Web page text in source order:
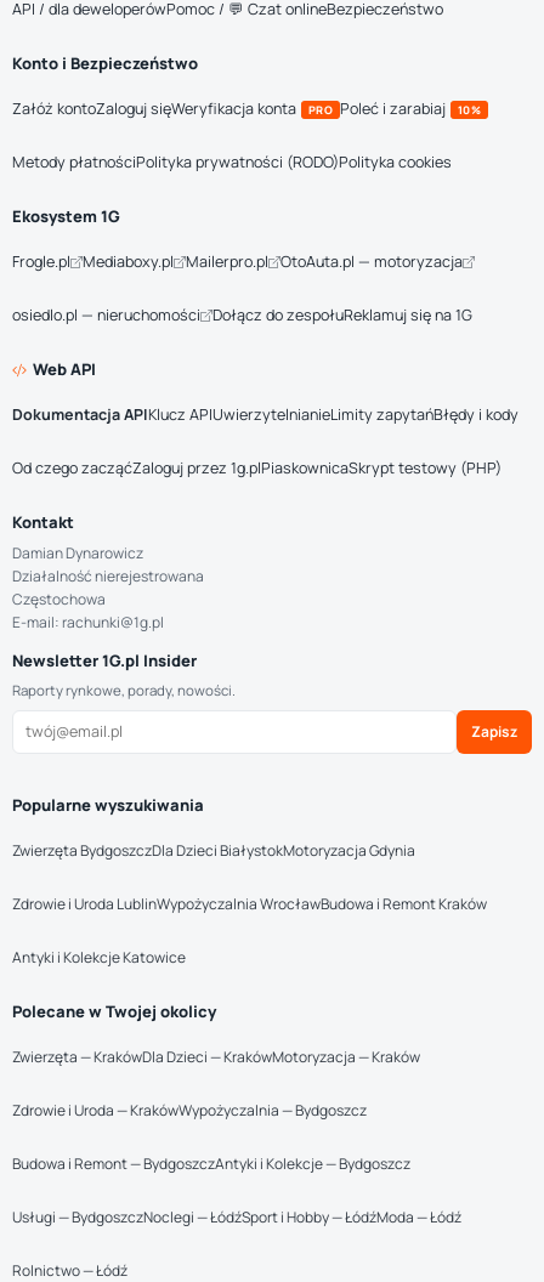
API / dla deweloperówPomoc / 💬 Czat onlineBezpieczeństwo
Konto i Bezpieczeństwo
Załóż kontoZaloguj sięWeryfikacja konta PRO Poleć i zarabiaj 10%
Metody płatnościPolityka prywatności (RODO)Polityka cookies
Ekosystem 1G
Frogle.pl Mediaboxy.pl Mailerpro.pl OtoAuta.pl — motoryzacja
osiedlo.pl — nieruchomości Dołącz do zespołuReklamuj się na 1G
Web API
Dokumentacja APIKlucz APIUwierzytelnianieLimity zapytańBłędy i kody
Od czego zacząćZaloguj przez 1g.plPiaskownicaSkrypt testowy (PHP)
Kontakt
Damian Dynarowicz
Działalność nierejestrowana
Częstochowa
E-mail: rachunki@1g.pl
Newsletter 1G.pl Insider
Raporty rynkowe, porady, nowości.
Zapisz
Popularne wyszukiwania
Zwierzęta BydgoszczDla Dzieci BiałystokMotoryzacja Gdynia
Zdrowie i Uroda LublinWypożyczalnia WrocławBudowa i Remont Kraków
Antyki i Kolekcje Katowice
Polecane w Twojej okolicy
Zwierzęta — KrakówDla Dzieci — KrakówMotoryzacja — Kraków
Zdrowie i Uroda — KrakówWypożyczalnia — Bydgoszcz
Budowa i Remont — BydgoszczAntyki i Kolekcje — Bydgoszcz
Usługi — BydgoszczNoclegi — ŁódźSport i Hobby — ŁódźModa — Łódź
Rolnictwo — Łódź